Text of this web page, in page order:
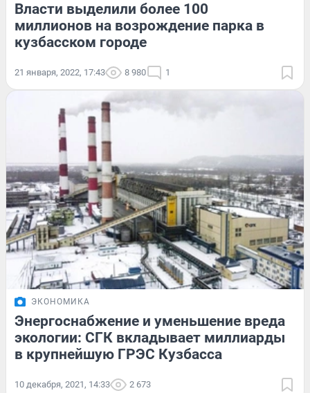
Власти выделили более 100
миллионов на возрождение парка в
кузбасском городе
21 января, 2022, 17:43 8 980 1
ЭКОНОМИКА
Энергоснабжение и уменьшение вреда
экологии: СГК вкладывает миллиарды
в крупнейшую ГРЭС Кузбасса
10 декабря, 2021, 14:33 2 673